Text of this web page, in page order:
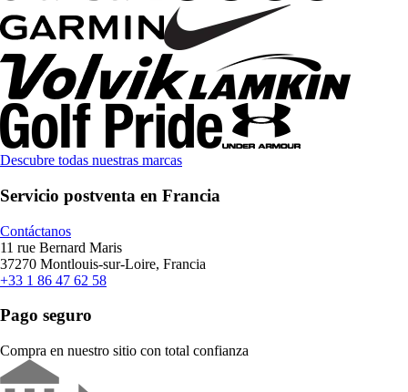
Descubre todas nuestras marcas
Servicio postventa en Francia
Contáctanos
11 rue Bernard Maris
37270 Montlouis-sur-Loire, Francia
+33 1 86 47 62 58
Pago seguro
Compra en nuestro sitio con total confianza